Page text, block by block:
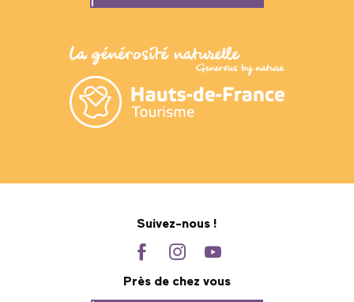
Suivez-nous !
Près de chez vous